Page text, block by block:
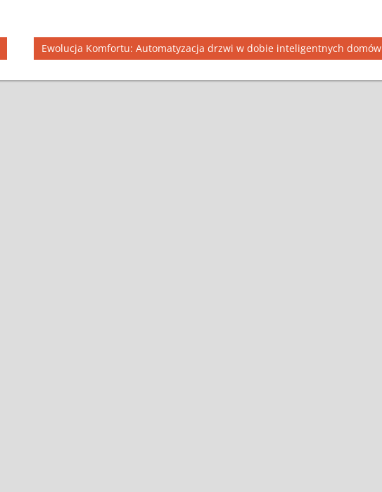
Next
Post:
Ewolucja Komfortu: Automatyzacja drzwi w dobie inteligentnych domów